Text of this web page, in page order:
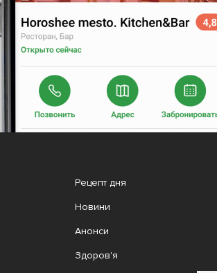
Рецепт дня
Новини
Анонси
Здоров'я